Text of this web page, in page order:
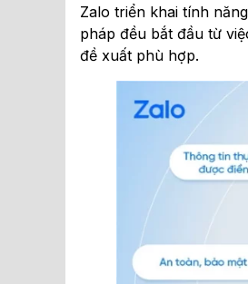
Zalo triển khai tính
pháp đều bắt đầu từ
đề xuất phù hợp.